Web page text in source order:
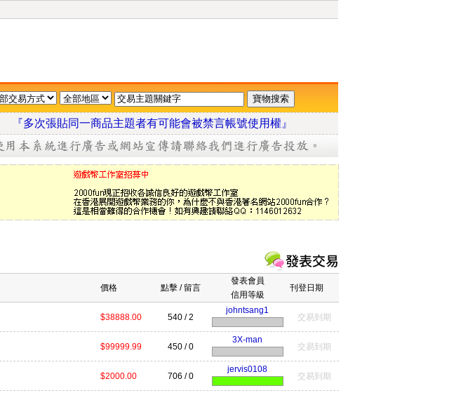
『多次張貼同一商品主題者有可能會被禁言帳號使用權』
價格 點擊 / 留言
發表會員
信用等級
刊登日期
$38888.00 540 / 2
johntsang1
交易到期
$99999.99 450 / 0
3X-man
交易到期
$2000.00 706 / 0
jervis0108
交易到期